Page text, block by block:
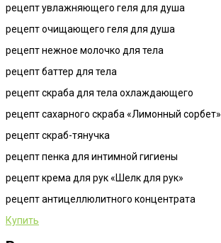
рецепт увлажняющего геля для душа
рецепт очищающего геля для душа
рецепт нежное молочко для тела
рецепт баттер для тела
рецепт скраба для тела охлаждающего
рецепт сахарного скраба «Лимонный сорбет»
рецепт скраб-тянучка
рецепт пенка для интимной гигиены
рецепт крема для рук «Шелк для рук»
рецепт антицеллюлитного концентрата
Купить